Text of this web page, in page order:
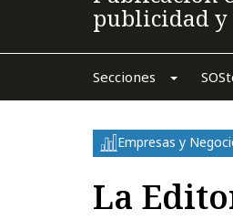
publicidad y
Secciones
Empresas y
La